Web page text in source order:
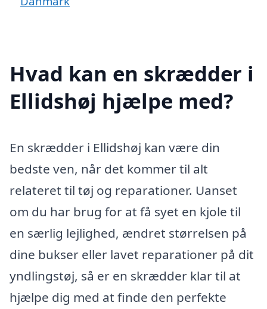
Hvad kan en skrædder i
Ellidshøj hjælpe med?
En skrædder i Ellidshøj kan være din
bedste ven, når det kommer til alt
relateret til tøj og reparationer. Uanset
om du har brug for at få syet en kjole til
en særlig lejlighed, ændret størrelsen på
dine bukser eller lavet reparationer på dit
yndlingstøj, så er en skrædder klar til at
hjælpe dig med at finde den perfekte